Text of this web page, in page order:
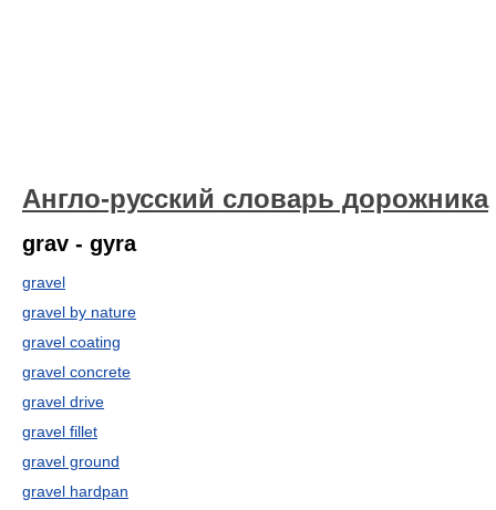
Англо-русский словарь дорожника
grav - gyra
gravel
gravel by nature
gravel coating
gravel concrete
gravel drive
gravel fillet
gravel ground
gravel hardpan